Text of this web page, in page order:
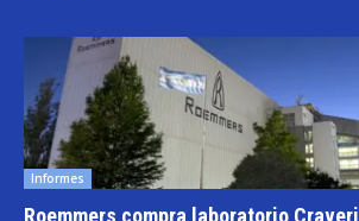
Informes
Roemmers compra laboratorio Craveri